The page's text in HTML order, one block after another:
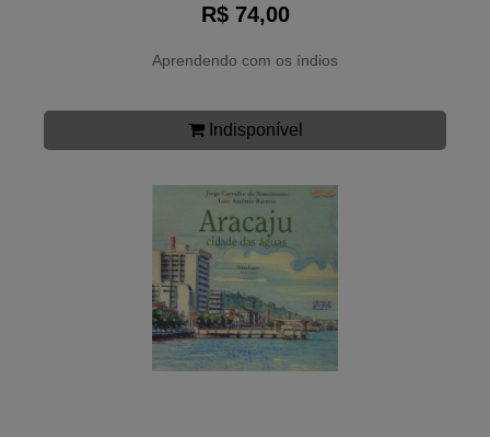
R$ 74,00
Aprendendo com os índios
Indisponível